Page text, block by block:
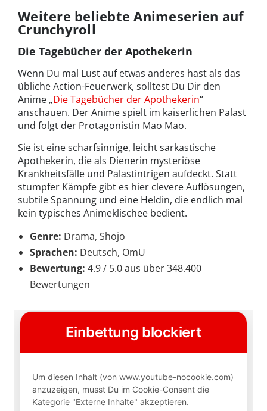
Weitere beliebte Animeserien auf
Crunchyroll
Die Tagebücher der Apothekerin
Wenn Du mal Lust auf etwas anderes hast als das
übliche Action-Feuerwerk, solltest Du Dir den
Anime „Die Tagebücher der Apothekerin“
anschauen. Der Anime spielt im kaiserlichen Palast
und folgt der Protagonistin Mao Mao.
Sie ist eine scharfsinnige, leicht sarkastische
Apothekerin, die als Dienerin mysteriöse
Krankheitsfälle und Palastintrigen aufdeckt. Statt
stumpfer Kämpfe gibt es hier clevere Auflösungen,
subtile Spannung und eine Heldin, die endlich mal
kein typisches Animeklischee bedient.
Genre: Drama, Shojo
Sprachen: Deutsch, OmU
Bewertung: 4.9 / 5.0 aus über 348.400
Bewertungen